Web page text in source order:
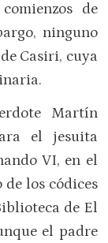
de
ninguno
Casiri, cuya
Martín
el jesuita
VI, en el
los códices
de El
el padre